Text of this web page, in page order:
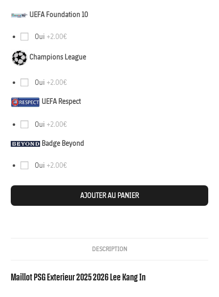
UEFA Foundation 10
Oui +2.00€
Champions League
Oui +2.00€
UEFA Respect
Oui +2.00€
Badge Beyond
Oui +2.00€
AJOUTER AU PANIER
DESCRIPTION
Maillot PSG Exterieur 2025 2026 Lee Kang In